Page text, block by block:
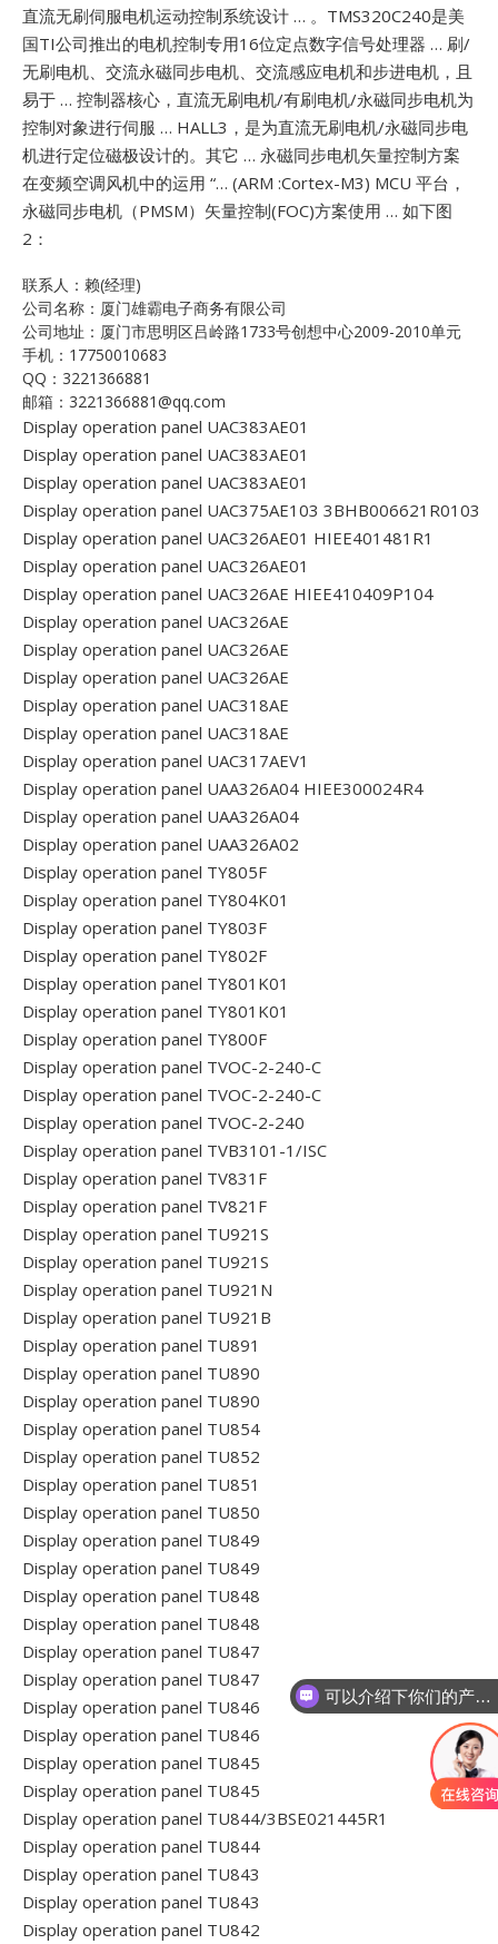
直流无刷伺服电机运动控制系统设计 … 。TMS320C240是美
国TI公司推出的电机控制专用16位定点数字信号处理器 … 刷/
无刷电机、交流永磁同步电机、交流感应电机和步进电机，且
易于 … 控制器核心，直流无刷电机/有刷电机/永磁同步电机为
控制对象进行伺服 … HALL3，是为直流无刷电机/永磁同步电
机进行定位磁极设计的。其它 … 永磁同步电机矢量控制方案
在变频空调风机中的运用 “… (ARM :Cortex-M3) MCU 平台，
永磁同步电机（PMSM）矢量控制(FOC)方案使用 … 如下图
2：
联系人：赖(经理)
公司名称：厦门雄霸电子商务有限公司
公司地址：厦门市思明区吕岭路1733号创想中心2009-2010单元
手机：17750010683
QQ：3221366881
邮箱：3221366881@qq.com
Display operation panel UAC383AE01
Display operation panel UAC383AE01
Display operation panel UAC383AE01
Display operation panel UAC375AE103 3BHB006621R0103
Display operation panel UAC326AE01 HIEE401481R1
Display operation panel UAC326AE01
Display operation panel UAC326AE HIEE410409P104
Display operation panel UAC326AE
Display operation panel UAC326AE
Display operation panel UAC326AE
Display operation panel UAC318AE
Display operation panel UAC318AE
Display operation panel UAC317AEV1
Display operation panel UAA326A04 HIEE300024R4
Display operation panel UAA326A04
Display operation panel UAA326A02
Display operation panel TY805F
Display operation panel TY804K01
Display operation panel TY803F
Display operation panel TY802F
Display operation panel TY801K01
Display operation panel TY801K01
Display operation panel TY800F
Display operation panel TVOC-2-240-C
Display operation panel TVOC-2-240-C
Display operation panel TVOC-2-240
Display operation panel TVB3101-1/ISC
Display operation panel TV831F
Display operation panel TV821F
Display operation panel TU921S
Display operation panel TU921S
Display operation panel TU921N
Display operation panel TU921B
Display operation panel TU891
Display operation panel TU890
Display operation panel TU890
Display operation panel TU854
Display operation panel TU852
Display operation panel TU851
Display operation panel TU850
Display operation panel TU849
Display operation panel TU849
Display operation panel TU848
Display operation panel TU848
Display operation panel TU847
Display operation panel TU847
Display operation panel TU846
Display operation panel TU846
Display operation panel TU845
Display operation panel TU845
Display operation panel TU844/3BSE021445R1
Display operation panel TU844
Display operation panel TU843
Display operation panel TU843
Display operation panel TU842
你们是怎么收费的